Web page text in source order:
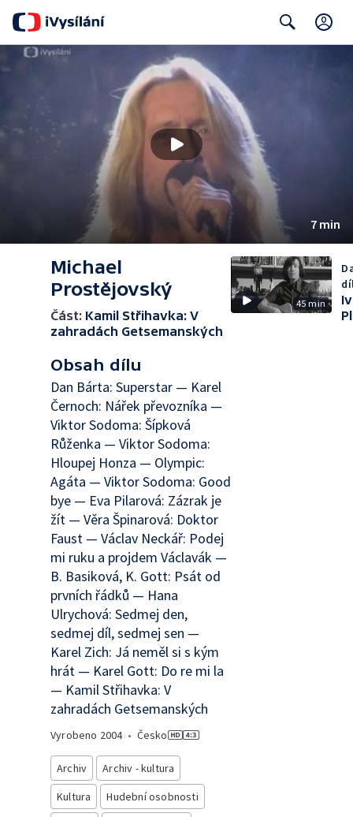
7 min
Michael
Prostějovský
Část: Kamil Střihavka: V
zahradách Getsemanských
Obsah dílu
Dan Bárta: Superstar — Karel
Černoch: Nářek převozníka —
Viktor Sodoma: Šípková
Růženka — Viktor Sodoma:
Hloupej Honza — Olympic:
Agáta — Viktor Sodoma: Good
bye — Eva Pilarová: Zázrak je
žít — Věra Špinarová: Doktor
Faust — Václav Neckář: Podej
mi ruku a projdem Václavák —
B. Basiková, K. Gott: Psát od
prvních řádků — Hana
Ulrychová: Sedmej den,
sedmej díl, sedmej sen —
Karel Zich: Já neměl si s kým
hrát — Karel Gott: Do re mi la
— Kamil Střihavka: V
zahradách Getsemanských
Vyrobeno 2004• Česko
Archiv
Archiv - kultura
Kultura
Hudební osobnosti
45 min